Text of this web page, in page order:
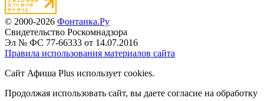
© 2000-2026 Фонтанка.Ру
Свидетельство Роскомнадзора
Эл № ФС 77-66333 от 14.07.2016
Правила использования материалов сайта
Сайт Афиша Plus использует cookies.
Продолжая использовать сайт, вы даете согласие на обработку